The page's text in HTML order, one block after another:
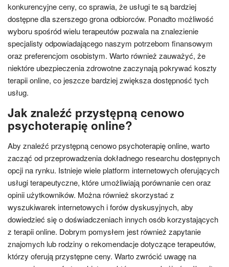
konkurencyjne ceny, co sprawia, że usługi te są bardziej
dostępne dla szerszego grona odbiorców. Ponadto możliwość
wyboru spośród wielu terapeutów pozwala na znalezienie
specjalisty odpowiadającego naszym potrzebom finansowym
oraz preferencjom osobistym. Warto również zauważyć, że
niektóre ubezpieczenia zdrowotne zaczynają pokrywać koszty
terapii online, co jeszcze bardziej zwiększa dostępność tych
usług.
Jak znaleźć przystępną cenowo
psychoterapię online?
Aby znaleźć przystępną cenowo psychoterapię online, warto
zacząć od przeprowadzenia dokładnego researchu dostępnych
opcji na rynku. Istnieje wiele platform internetowych oferujących
usługi terapeutyczne, które umożliwiają porównanie cen oraz
opinii użytkowników. Można również skorzystać z
wyszukiwarek internetowych i forów dyskusyjnych, aby
dowiedzieć się o doświadczeniach innych osób korzystających
z terapii online. Dobrym pomysłem jest również zapytanie
znajomych lub rodziny o rekomendacje dotyczące terapeutów,
którzy oferują przystępne ceny. Warto zwrócić uwagę na